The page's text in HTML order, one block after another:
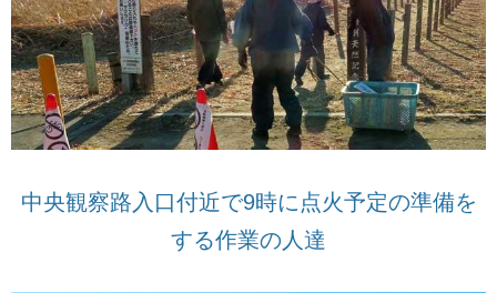
中央観察路入口付近で9時に点火予定の準備を
する作業の人達